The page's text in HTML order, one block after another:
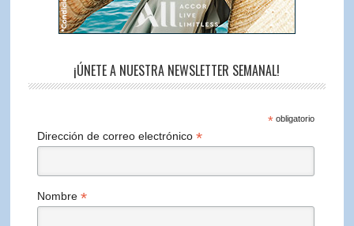
¡ÚNETE A NUESTRA NEWSLETTER SEMANAL!
*obligatorio
Dirección de correo electrónico*
Nombre*